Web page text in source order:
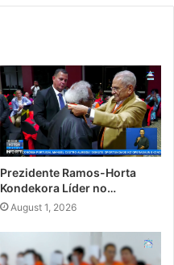
Prezidente Ramos-Horta
Kondekora Líder no…
August 1, 2026